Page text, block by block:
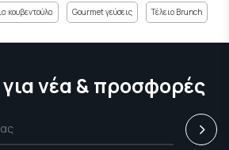
κουβεντούλα Gourmet γεύσεις Τέλειο Brunch
νέα & προσφορές